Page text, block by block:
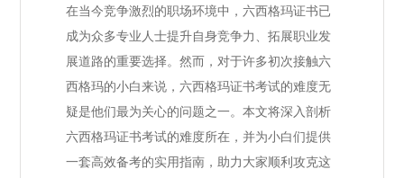
在当今竞争激烈的职场环境中，六西格玛证书已
成为众多专业人士提升自身竞争力、拓展职业发
展道路的重要选择。然而，对于许多初次接触六
西格玛的小白来说，六西格玛证书考试的难度无
疑是他们最为关心的问题之一。本文将深入剖析
六西格玛证书考试的难度所在，并为小白们提供
一套高效备考的实用指南，助力大家顺利攻克这